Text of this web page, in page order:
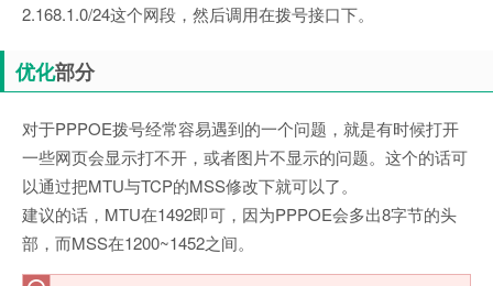
2.168.1.0/24这个网段，然后调用在拨号接口下。
优化部分
对于PPPOE拨号经常容易遇到的一个问题，就是有时候打开
一些网页会显示打不开，或者图片不显示的问题。这个的话可
以通过把MTU与TCP的MSS修改下就可以了。
建议的话，MTU在1492即可，因为PPPOE会多出8字节的头
部，而MSS在1200~1452之间。